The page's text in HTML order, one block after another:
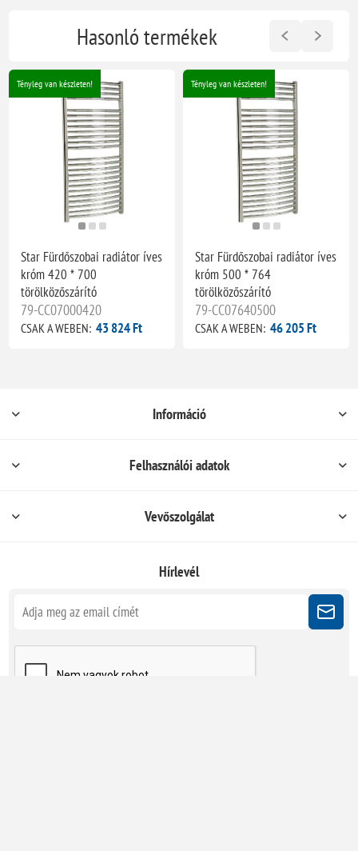
Hasonló termékek
Tényleg van készleten!
Star Fürdőszobai radiátor íves
króm 420 * 700
törölközőszárító
79-CC07000420
CSAK A WEBEN: 43 824 Ft
Tényleg van készleten!
Star Fürdőszobai radiátor íves
króm 500 * 764
törölközőszárító
79-CC07640500
CSAK A WEBEN: 46 205 Ft
Információ
Felhasználói adatok
Vevőszolgálat
Hírlevél